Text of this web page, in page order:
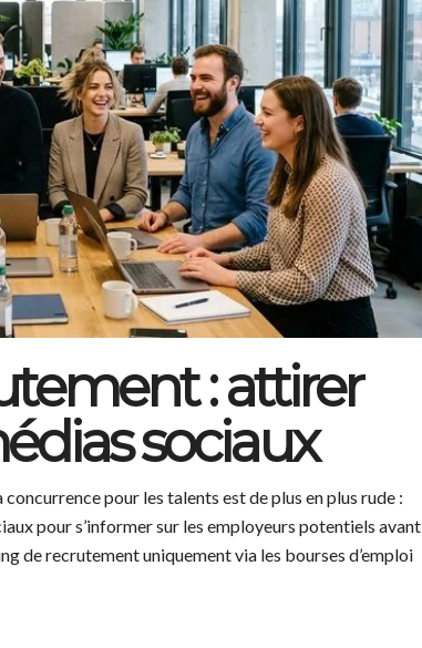
: attirer
sociaux
pour les talents est de plus en plus rude :
pour s’informer sur les employeurs potentiels avant
de recrutement uniquement via les bourses d’emploi